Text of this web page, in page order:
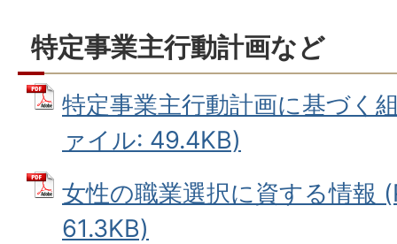
特定事業主行動計画など
特定事業主行動計画に基づく
ァイル: 49.4KB)
女性の職業選択に資する情報
61.3KB)